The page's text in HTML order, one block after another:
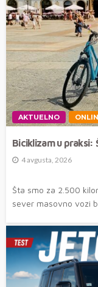
AKTUELNO
Biciklizam u
4 avgusta, 2026
Šta smo za 2.500
sever masovno vozi